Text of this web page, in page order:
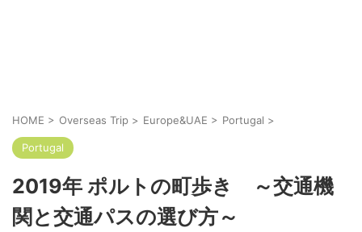
HOME > Overseas Trip > Europe&UAE > Portugal >
Portugal
2019年 ポルトの町歩き ～交通機
関と交通パスの選び方～